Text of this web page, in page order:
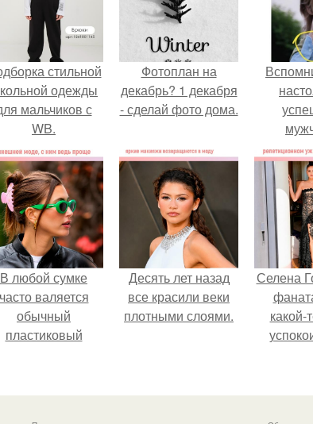
стильной
одежды
мальчиков с
WB.
Фотоплан на
декабрь? 1 декабря
- сделай фото дома.
В любой сумке
часто валяется
обычный
пластиковый
Десять лет назад
все красили веки
плотными слоями.
Селена
какой-